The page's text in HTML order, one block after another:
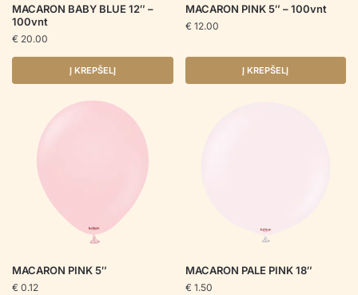
MACARON BABY BLUE 12″ –
100vnt
€ 20.00
Į KREPŠELĮ
MACARON PINK 5″ – 100vnt
€ 12.00
Į KREPŠELĮ
MACARON PINK 5″
€ 0.12
MACARON PALE PINK 18″
€ 1.50